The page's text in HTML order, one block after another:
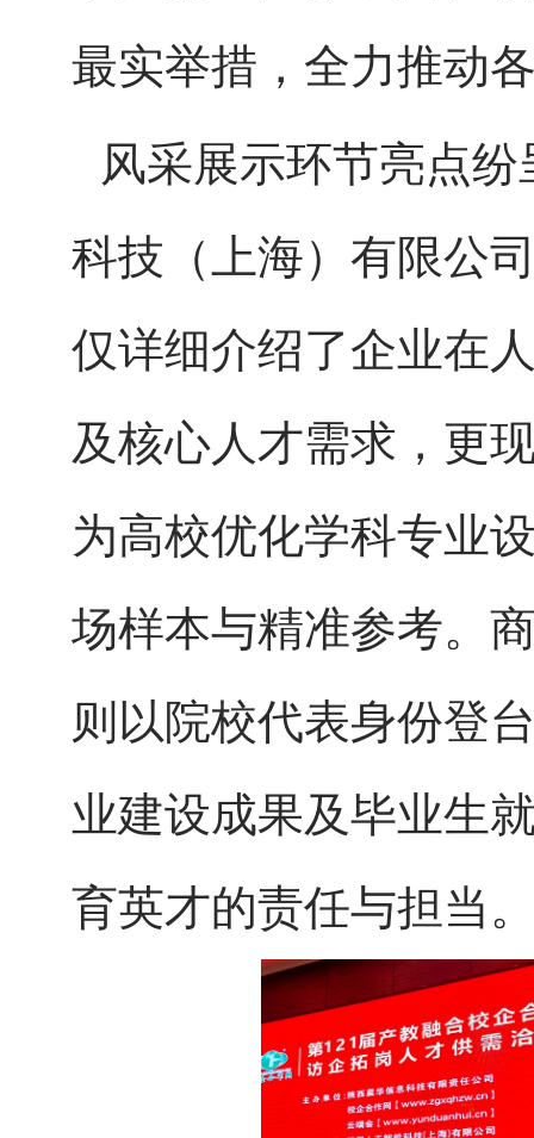
最实举措，全力推动
风采展示环节亮点
科技（上海）有限公
仅详细介绍了企业在
及核心人才需求，更
为高校优化学科专业
场样本与精准参考。
则以院校代表身份登
业建设成果及毕业生
育英才的责任与担当